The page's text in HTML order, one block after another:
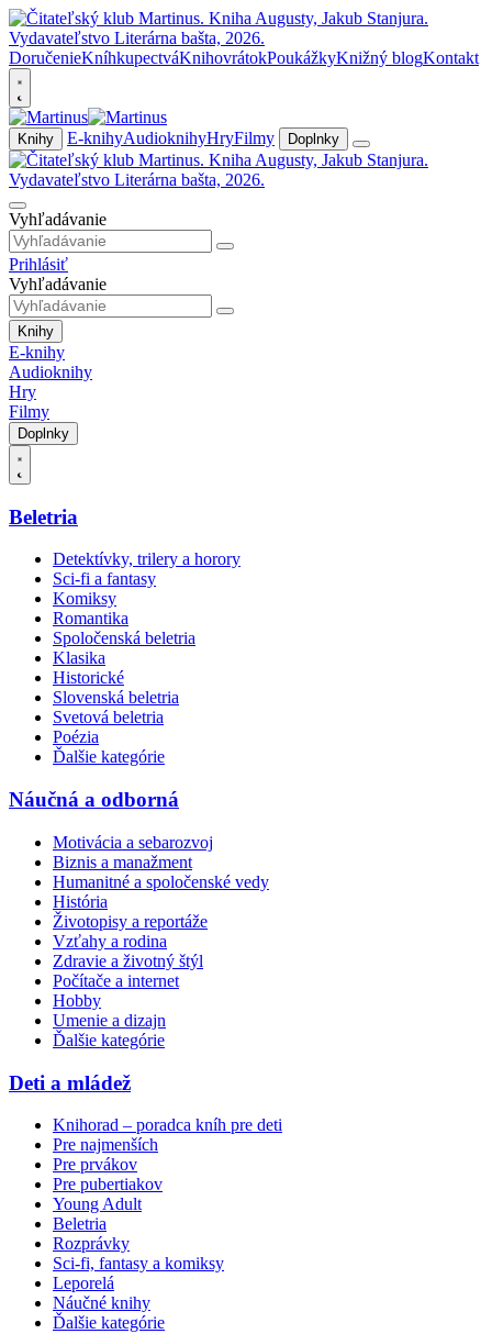
DoručenieKníhkupectváKnihovrátokPoukážkyKnižný blogKontakt
Knihy E-knihyAudioknihyHryFilmy Doplnky
Vyhľadávanie
Prihlásiť
Vyhľadávanie
Knihy
E-knihy
Audioknihy
Hry
Filmy
Doplnky
Beletria
Detektívky, trilery a horory
Sci-fi a fantasy
Komiksy
Romantika
Spoločenská beletria
Klasika
Historické
Slovenská beletria
Svetová beletria
Poézia
Ďalšie kategórie
Náučná a odborná
Motivácia a sebarozvoj
Biznis a manažment
Humanitné a spoločenské vedy
História
Životopisy a reportáže
Vzťahy a rodina
Zdravie a životný štýl
Počítače a internet
Hobby
Umenie a dizajn
Ďalšie kategórie
Deti a mládež
Knihorad – poradca kníh pre deti
Pre najmenších
Pre prvákov
Pre pubertiakov
Young Adult
Beletria
Rozprávky
Sci-fi, fantasy a komiksy
Leporelá
Náučné knihy
Ďalšie kategórie